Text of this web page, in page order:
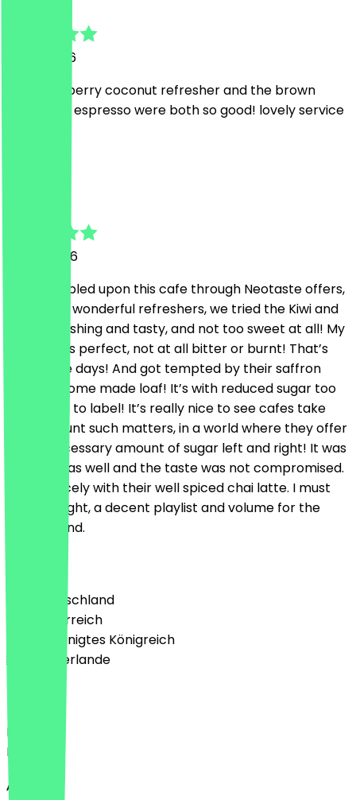
19. Juli 2026
the strawberry coconut refresher and the brown
sugar iced espresso were both so good! lovely service
6. Juni 2026
Just stumbled upon this cafe through Neotaste offers,
they have wonderful refreshers, we tried the Kiwi and
truly refreshing and tasty, and not too sweet at all! My
coffee was perfect, not at all bitter or burnt! That’s
rare these days! And got tempted by their saffron
zucchini home made loaf! It’s with reduced sugar too
according to label! It’s really nice to see cafes take
into account such matters, in a world where they offer
you unnecessary amount of sugar left and right! It was
truly nice as well and the taste was not compromised.
It went nicely with their well spiced chai latte. I must
also highlight, a decent playlist and volume for the
background.
🇩🇪 Deutschland
🇦🇹 Österreich
🇬🇧 Vereinigtes Königreich
🇳🇱 Niederlande
Deutsch
English
About